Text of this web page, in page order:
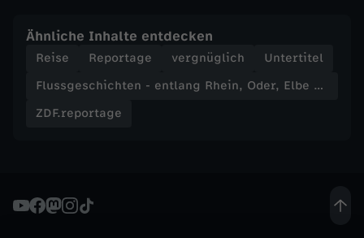
r
,
b
Ähnliche Inhalte entdecken
Reise Reportage vergnüglich
Untertitel
Flussgeschichten - entlang Rhein, Oder, Elbe und Donau
ZDF.reportage